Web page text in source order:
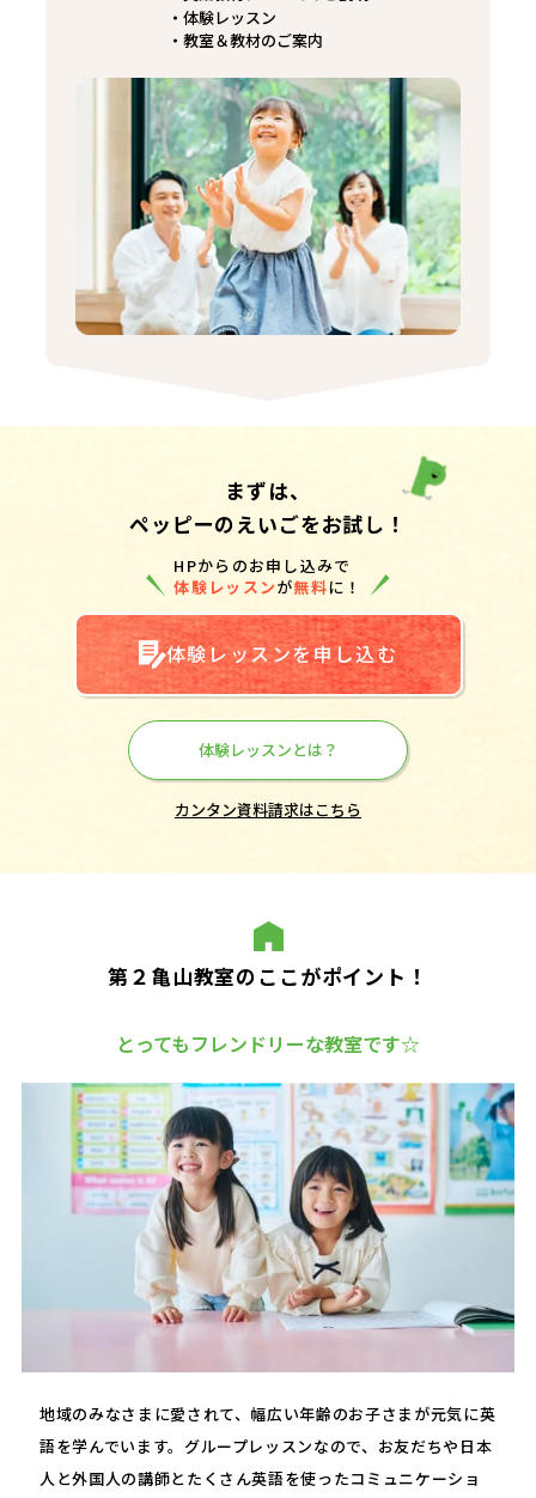
体験レッスン
教室＆教材のご案内
まずは、
ペッピーのえいごをお試し！
HPからのお申し込みで
体験レッスンが無料に！
体験レッスンを申し込む
体験レッスンとは？
カンタン資料請求はこちら
第２亀山教室のここがポイント！
とってもフレンドリーな教室です☆
地域のみなさまに愛されて、幅広い年齢のお子さまが元気に英
語を学んでいます。グループレッスンなので、お友だちや日本
人と外国人の講師とたくさん英語を使ったコミュニケーショ